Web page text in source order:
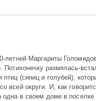
летней Маргариты
Потихонечку размялась-
(синиц и голубей),
всей округи. И, как
одна в своем доме в поселке